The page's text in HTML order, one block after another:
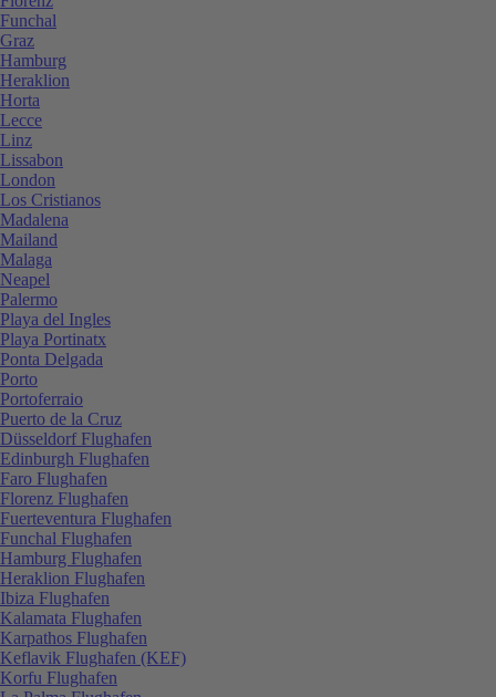
Funchal
Graz
Hamburg
Heraklion
Horta
Lecce
Linz
Lissabon
London
Los Cristianos
Madalena
Mailand
Malaga
Neapel
Palermo
Playa del Ingles
Playa Portinatx
Ponta Delgada
Porto
Portoferraio
Puerto de la Cruz
Düsseldorf Flughafen
Edinburgh Flughafen
Faro Flughafen
Florenz Flughafen
Fuerteventura Flughafen
Funchal Flughafen
Hamburg Flughafen
Heraklion Flughafen
Ibiza Flughafen
Kalamata Flughafen
Karpathos Flughafen
Keflavik Flughafen (KEF)
Korfu Flughafen